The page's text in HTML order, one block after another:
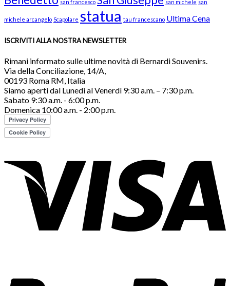
san francesco san michele san
michele arcangelo Scapolare statua tau francescano Ultima Cena
ISCRIVITI ALLA NOSTRA NEWSLETTER
Rimani informato sulle ultime novità di Bernardi Souvenirs.
Via della Conciliazione, 14/A,
00193 Roma RM, Italia
Siamo aperti dal Lunedì al Venerdì 9:30 a.m. – 7:30 p.m.
Sabato 9:30 a.m. - 6:00 p.m.
Domenica 10:00 a.m. - 2:00 p.m.